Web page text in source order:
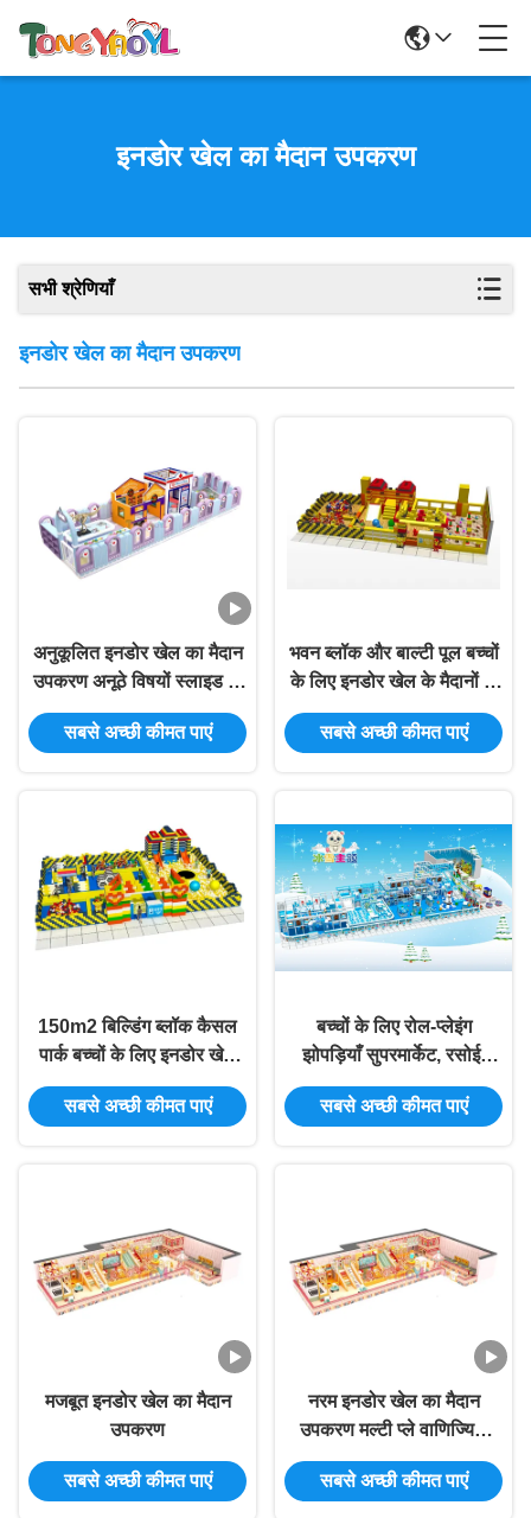
इनडोर खेल का मैदान उपकरण
सभी श्रेणियाँ
इनडोर खेल का मैदान उपकरण
अनुकूलित इनडोर खेल का मैदान
उपकरण अनूठे विषयों स्लाइड के
साथ इनडोर ट्राम्पोलिन खेल का
मैदान
सबसे अच्छी कीमत पाएं
भवन ब्लॉक और बाल्टी पूल बच्चों
के लिए इनडोर खेल के मैदानों के
लिए बाल्टी खेल उपकरण
सबसे अच्छी कीमत पाएं
150m2 बिल्डिंग ब्लॉक कैसल
पार्क बच्चों के लिए इनडोर खेल
का मैदान
सबसे अच्छी कीमत पाएं
बच्चों के लिए रोल-प्लेइंग
झोपड़ियाँ सुपरमार्केट, रसोई,
अस्पताल और कस्टम प्लेहाउस
सबसे अच्छी कीमत पाएं
मजबूत इनडोर खेल का मैदान
उपकरण
सबसे अच्छी कीमत पाएं
नरम इनडोर खेल का मैदान
उपकरण मल्टी प्ले वाणिज्यिक
खेल का मैदान उपकरण मजेदार
थीम
सबसे अच्छी कीमत पाएं